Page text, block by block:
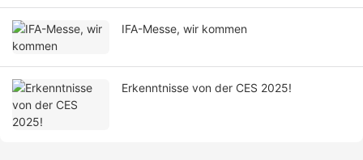
IFA-Messe, wir kommen
Erkenntnisse von der CES 2025!